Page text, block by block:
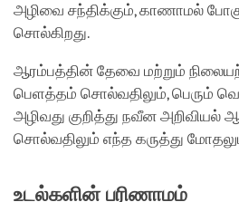
அழிவை சந்திக்கும், காணாமல்
சொல்கிறது.
ஆரம்பத்தின் தேவை மற்றும்
பெளத்தம் சொல்வதிலும், பெரும்
அழிவது குறித்து நவீன அறிவியல்
சொல்வதிலும் எந்த கருத்து
உடல்களின் பரிணாமம்